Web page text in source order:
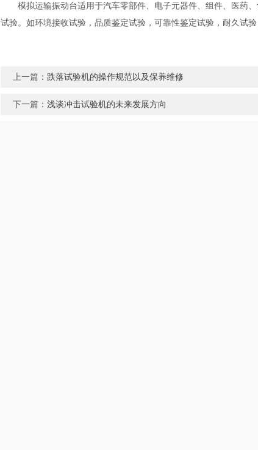
模拟运输振动台适用于汽车零部件、电子元器件、组件、医药、
试验。如环境接收试验，品质鉴定试验，可靠性鉴定试验，耐久试
上一篇： 跌落试验机的操作规范以及保养维修
下一篇： 浅谈冲击试验机的未来发展方向